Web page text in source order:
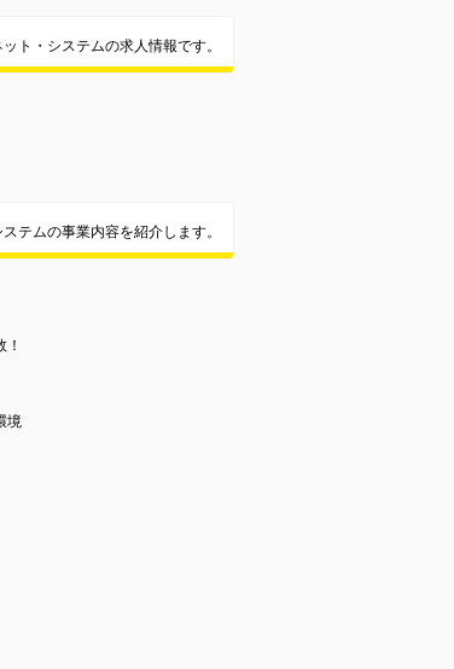
ト・システムの求人情報です。
テムの事業内容を紹介します。
境